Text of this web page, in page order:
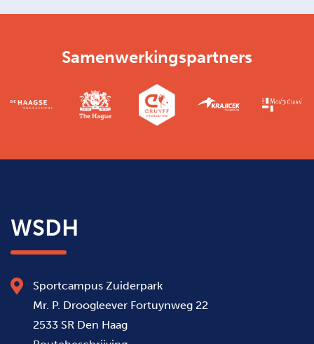
Samenwerkingspartners
WSDH
Sportcampus Zuiderpark
Mr. P. Droogleever Fortuynweg 22
2533 SR Den Haag